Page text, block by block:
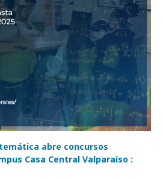
abre concursos
Casa Central Valparaíso :